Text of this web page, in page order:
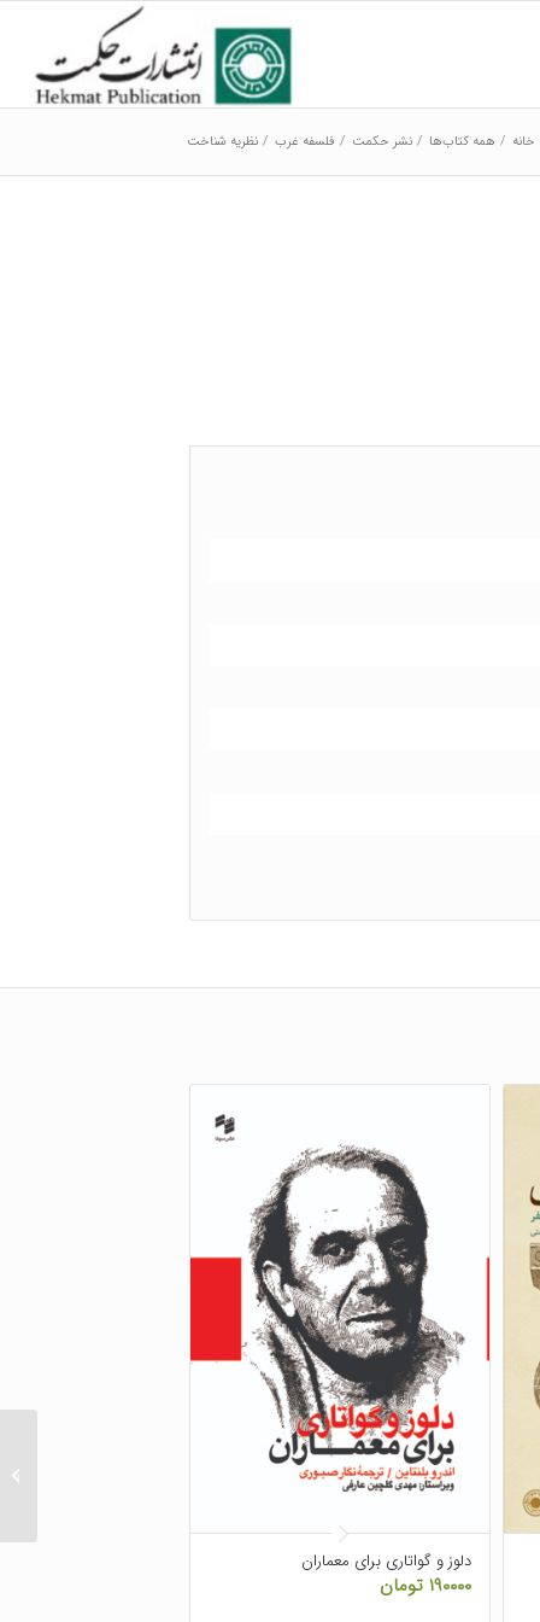
خانه / همه کتاب‌ها / نشر حکمت / فلسفه غرب / نظریه شناخت
دلوز و گواتاری برای معماران
۱۹۰۰۰۰ تومان